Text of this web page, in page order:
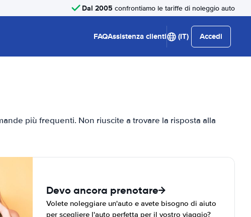
Dal 2005 confrontiamo le tariffe di noleggio auto
FAQAssistenza clienti (IT) Accedi
più frequenti. Non riuscite a trovare la risposta alla
Devo ancora prenotare
Volete noleggiare un'auto e avete bisogno di aiuto
per scegliere l'auto perfetta per il vostro viaggio?